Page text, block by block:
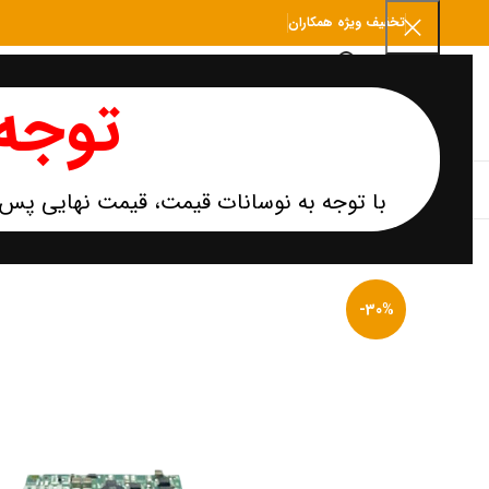
با توجه به نوسانات قیمت، قیمت نهایی
تخفیف ویژه همکاران
دسته‌بندی‌ها صفحه اصلی
-30%